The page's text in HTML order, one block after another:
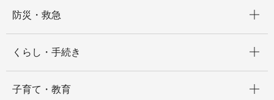
防災・救急
くらし・手続き
子育て・教育